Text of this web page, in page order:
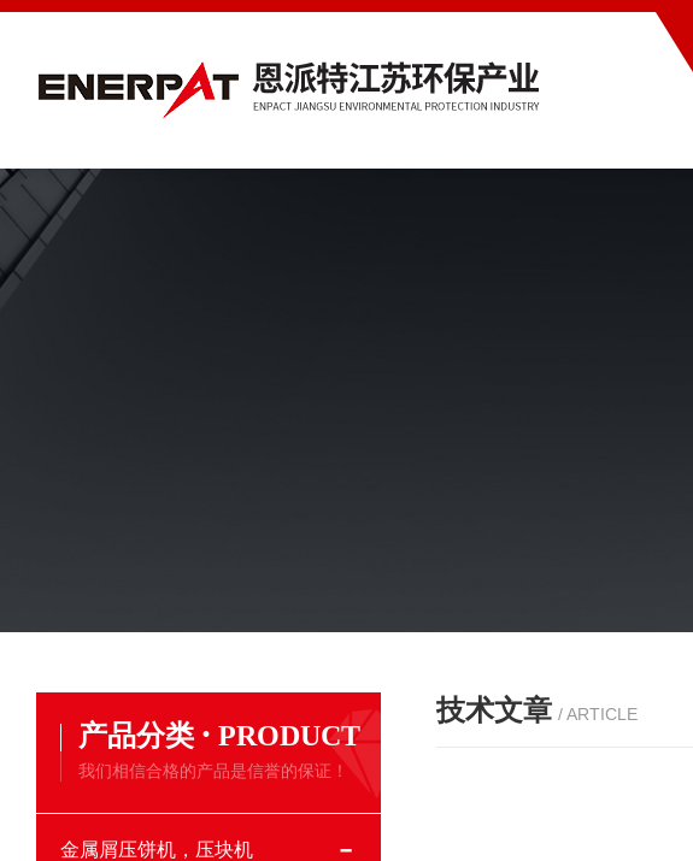
产品分类 · PRODUCT
我们相信合格的产品是信誉的保证！
金属屑压饼机，压块机
技术文章 / ARTICLE